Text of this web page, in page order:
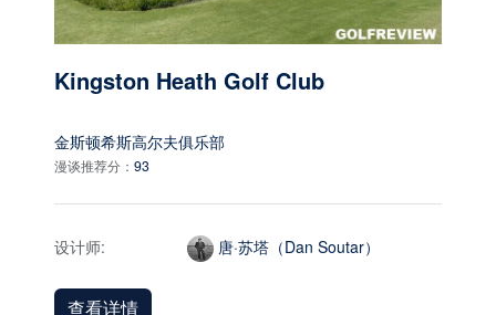
Kingston Heath Golf Club
金斯顿希斯高尔夫俱乐部
漫谈推荐分： 93
设计师: 唐·苏塔（Dan Soutar）
查看详情